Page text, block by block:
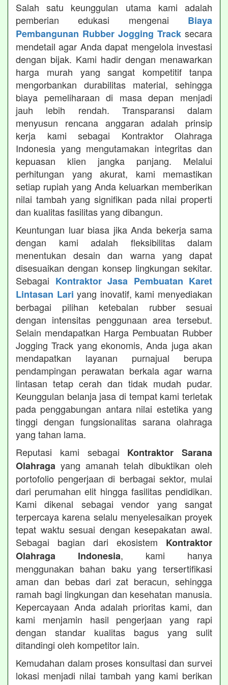
Salah satu keunggulan utama kami adalah
pemberian edukasi mengenai Biaya
Pembangunan Rubber Jogging Track secara
mendetail agar Anda dapat mengelola investasi
dengan bijak. Kami hadir dengan menawarkan
harga murah yang sangat kompetitif tanpa
mengorbankan durabilitas material, sehingga
biaya pemeliharaan di masa depan menjadi
jauh lebih rendah. Transparansi dalam
menyusun rencana anggaran adalah prinsip
kerja kami sebagai Kontraktor Olahraga
Indonesia yang mengutamakan integritas dan
kepuasan klien jangka panjang. Melalui
perhitungan yang akurat, kami memastikan
setiap rupiah yang Anda keluarkan memberikan
nilai tambah yang signifikan pada nilai properti
dan kualitas fasilitas yang dibangun.
Keuntungan luar biasa jika Anda bekerja sama
dengan kami adalah fleksibilitas dalam
menentukan desain dan warna yang dapat
disesuaikan dengan konsep lingkungan sekitar.
Sebagai Kontraktor Jasa Pembuatan Karet
Lintasan Lari yang inovatif, kami menyediakan
berbagai pilihan ketebalan rubber sesuai
dengan intensitas penggunaan area tersebut.
Selain mendapatkan Harga Pembuatan Rubber
Jogging Track yang ekonomis, Anda juga akan
mendapatkan layanan purnajual berupa
pendampingan perawatan berkala agar warna
lintasan tetap cerah dan tidak mudah pudar.
Keunggulan belanja jasa di tempat kami terletak
pada penggabungan antara nilai estetika yang
tinggi dengan fungsionalitas sarana olahraga
yang tahan lama.
Reputasi kami sebagai Kontraktor Sarana
Olahraga yang amanah telah dibuktikan oleh
portofolio pengerjaan di berbagai sektor, mulai
dari perumahan elit hingga fasilitas pendidikan.
Kami dikenal sebagai vendor yang sangat
terpercaya karena selalu menyelesaikan proyek
tepat waktu sesuai dengan kesepakatan awal.
Sebagai bagian dari ekosistem Kontraktor
Olahraga Indonesia, kami hanya
menggunakan bahan baku yang tersertifikasi
aman dan bebas dari zat beracun, sehingga
ramah bagi lingkungan dan kesehatan manusia.
Kepercayaan Anda adalah prioritas kami, dan
kami menjamin hasil pengerjaan yang rapi
dengan standar kualitas bagus yang sulit
ditandingi oleh kompetitor lain.
Kemudahan dalam proses konsultasi dan survei
lokasi menjadi nilai tambah yang kami berikan